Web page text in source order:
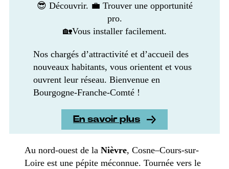
😎 Découvrir. 💼 Trouver une opportunité
pro.
🏡Vous installer facilement.
Nos chargés d’attractivité et d’accueil des
nouveaux habitants, vous orientent et vous
ouvrent leur réseau. Bienvenue en
Bourgogne-Franche-Comté !
En savoir plus
Au nord-ouest de la Nièvre, Cosne–Cours-sur-
Loire est une pépite méconnue. Tournée vers le